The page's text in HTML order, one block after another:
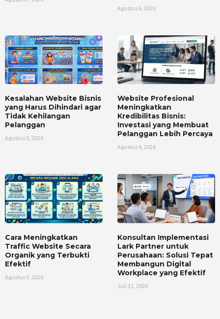
Agustus 6, 2026
Kesalahan Website Bisnis
yang Harus Dihindari agar
Tidak Kehilangan
Pelanggan
Agustus 5, 2026
Website Profesional
Meningkatkan
Kredibilitas Bisnis:
Investasi yang Membuat
Pelanggan Lebih Percaya
Agustus 4, 2026
Cara Meningkatkan
Traffic Website Secara
Organik yang Terbukti
Efektif
Agustus 3, 2026
Konsultan Implementasi
Lark Partner untuk
Perusahaan: Solusi Tepat
Membangun Digital
Workplace yang Efektif
Juli 31, 2026